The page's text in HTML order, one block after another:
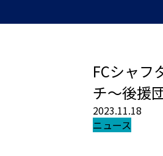
FCシャフ
チ～後援
2023.11.18
ニュース